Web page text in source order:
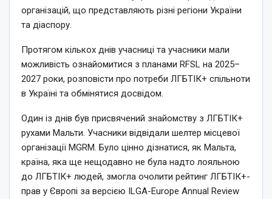
організацій, що представляють різні регіони України
та діаспору.
Протягом кількох днів учасниці та учасники мали
можливість ознайомитися з планами RFSL на 2025–
2027 роки, розповісти про потреби ЛГБТІК+ спільноти
в Україні та обмінятися досвідом.
Один із днів був присвячений знайомству з ЛГБТІК+
рухами Мальти. Учасники відвідали шелтер місцевої
організації MGRM. Було цінно дізнатися, як Мальта,
країна, яка ще нещодавно не була надто лояльною
до ЛГБТІК+ людей, змогла очолити рейтинг ЛГБТІК+-
прав у Європі за версією ILGA-Europe Annual Review